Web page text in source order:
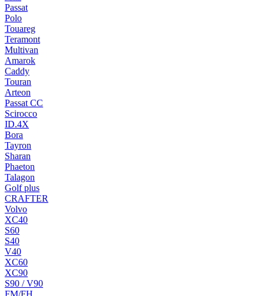
Passat
Polo
Touareg
Teramont
Multivan
Amarok
Caddy
Touran
Arteon
Passat CC
Scirocco
ID.4X
Bora
Tayron
Sharan
Phaeton
Talagon
Golf plus
CRAFTER
Volvo
XC40
S60
S40
V40
XC60
XC90
S90 / V90
FM/FH